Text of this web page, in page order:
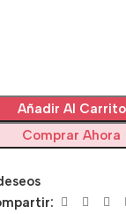
Añadir Al Carrito
Comprar Ahora